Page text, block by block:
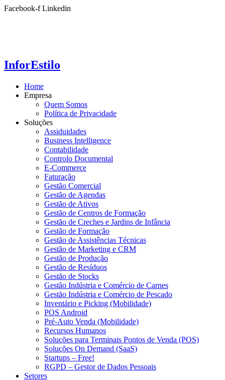
Ir
Facebook-f Linkedin
InforEstilo
Home
Empresa
Quem Somos
Política de Privacidade
Soluções
Assiduidades
Business Intelligence
Contabilidade
Controlo Documental
E-Commerce
Faturação
Gestão Comercial
Gestão de Agendas
Gestão de Ativos
Gestão de Centros de Formação
Gestão de Creches e Jardins de Infância
Gestão de Formação
Gestão de Assistências Técnicas
Gestão de Marketing e CRM
Gestão de Produção
Gestão de Resíduos
Gestão de Stocks
Gestão Indústria e Comércio de Carnes
Gestão Indústria e Comércio de Pescado
Inventário e Picking (Mobilidade)
POS Android
Pré-Auto Venda (Mobilidade)
Recursos Humanos
Soluções para Terminais Pontos de Venda (POS)
Soluções On Demand (SaaS)
Startups – Free!
RGPD – Gestor de Dados Pessoais
Setores